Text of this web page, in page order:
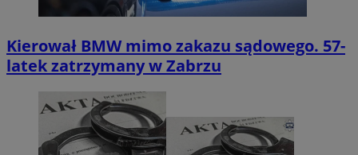
Kierował BMW mimo zakazu sądowego. 57-
latek zatrzymany w Zabrzu